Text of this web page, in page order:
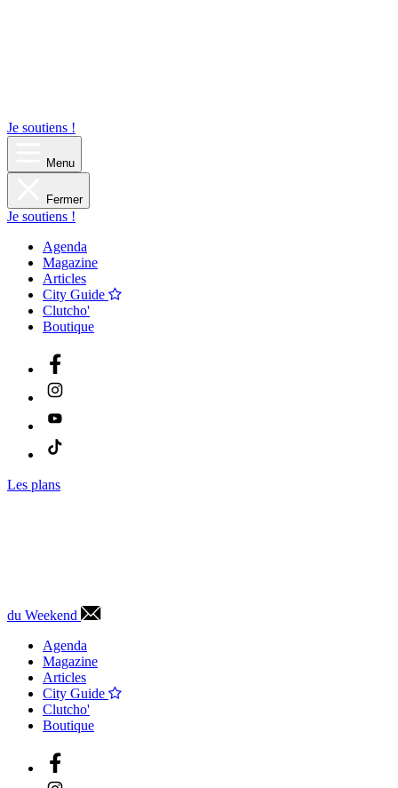
Je soutiens !
Menu
Fermer
Je soutiens !
Agenda
Magazine
Articles
City Guide
Clutcho'
Boutique
Les plans
du Weekend
Agenda
Magazine
Articles
City Guide
Clutcho'
Boutique